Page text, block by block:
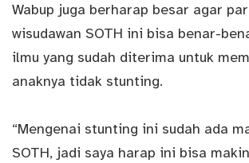
Wabup juga berharap besar agar
wisudawan SOTH ini bisa benar-
ilmu yang sudah diterima untuk
anaknya tidak stunting.
“Mengenai stunting ini sudah ada
SOTH, jadi saya harap ini bisa